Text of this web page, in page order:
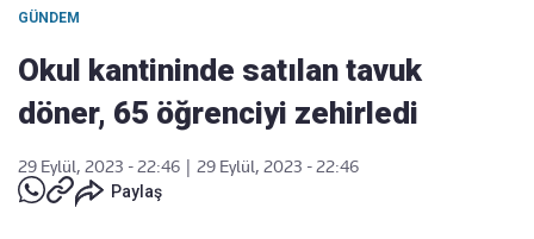
GÜNDEM
Okul kantininde satılan tavuk
döner, 65 öğrenciyi zehirledi
29 Eylül, 2023 - 22:46
29 Eylül, 2023 - 22:46
Paylaş